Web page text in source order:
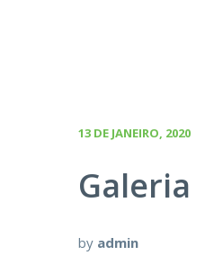
13 DE JANEIRO, 2020
Galeria
by admin